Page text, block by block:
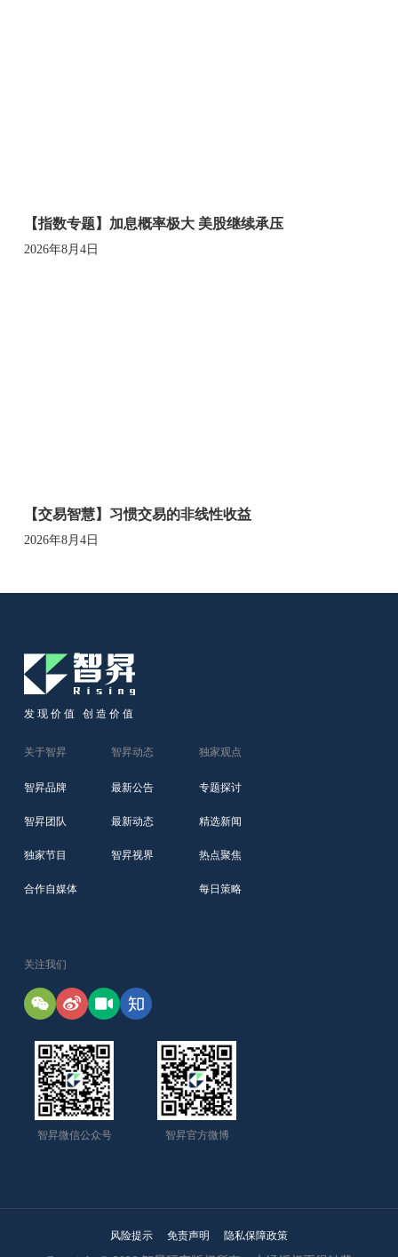
【指数专题】加息概率极大 美股继续承压
2026年8月4日
【交易智慧】习惯交易的非线性收益
2026年8月4日
发现价值 创造价值
关于智昇
智昇品牌
智昇团队
独家节目
合作自媒体
智昇动态
最新公告
最新动态
智昇视界
独家观点
专题探讨
精选新闻
热点聚焦
每日策略
关注我们
智昇微信公众号 智昇官方微博
风险提示 免责声明 隐私保障政策